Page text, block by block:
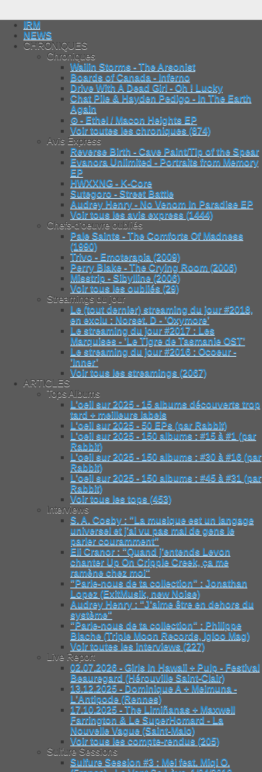
IRM
NEWS
CHRONIQUES
Chroniques
Wailin Storms - The Arsonist
Boards of Canada - Inferno
Drive With A Dead Girl - Oh ! Lucky
Chat Pile & Hayden Pedigo - In The Earth
Again
⊙ - Ethel / Macon Heights EP
Voir toutes les chroniques (874)
Avis Express
Reverse Birth - Cave Paint/Tip of the Spear
Evanora Unlimited - Portraits from Memory
EP
HWXXNG - K-Core
Sutegoro - Street Battle
Audrey Henry - No Venom In Paradise EP
Voir tous les avis express (1444)
Chefs-d'oeuvre oubliés
Pale Saints - The Comforts Of Madness
(1990)
Trivo - Emoterapia (2009)
Perry Blake - The Crying Room (2006)
Misstrip - Sibylline (2006)
Voir tous les oubliés (29)
Streamings du jour
Le (tout dernier) streaming du jour #2018,
en exclu : Norset. D - ’Oxymore’
Le streaming du jour #2017 : Les
Marquises - ’Le Tigre de Tasmanie OST’
Le streaming du jour #2016 : Ocoeur -
’Inner’
Voir tous les streamings (2067)
ARTICLES
Tops Albums
L’oeil sur 2025 - 15 albums découverts trop
tard + meilleurs labels
L’oeil sur 2025 - 50 EPs (par Rabbit)
L’oeil sur 2025 - 150 albums : #15 à #1 (par
Rabbit)
L’oeil sur 2025 - 150 albums : #30 à #16 (par
Rabbit)
L’oeil sur 2025 - 150 albums : #45 à #31 (par
Rabbit)
Voir tous les tops (453)
Interviews
S. A. Cosby : "La musique est un langage
universel et j’ai vu pas mal de gens le
parler couramment"
Eli Cranor : "Quand j’entends Levon
chanter Up On Cripple Creek, ça me
ramène chez moi"
"Parle-nous de ta collection" : Jonathan
Lopez (ExitMusik, new Noise)
Audrey Henry : "J’aime être en dehors du
système"
"Parle-nous de ta collection" : Philippe
Blache (Triple Moon Records, Igloo Mag)
Voir toutes les interviews (227)
Live Report
02.07.2026 - Girls In Hawaii + Pulp - Festival
Beauregard (Hérouville Saint-Clair)
13.12.2025 - Dominique A + Meimuna -
L’Antipode (Rennes)
17.10.2025 - The Limiñanas + Maxwell
Farrington & Le SuperHomard - La
Nouvelle Vague (Saint-Malo)
Voir tous les compte-rendus (205)
Sulfure Sessions
Sulfure Session #3 : Mei feat. Miqi O.